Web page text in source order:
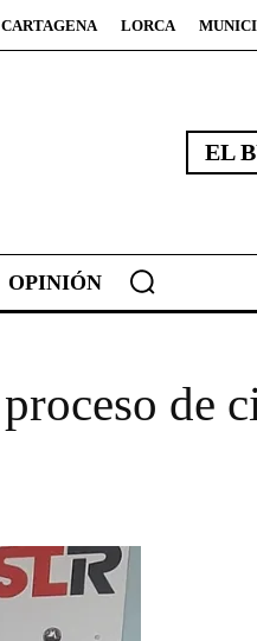
CARTAGENA LORCA
EL
OPINIÓN
de